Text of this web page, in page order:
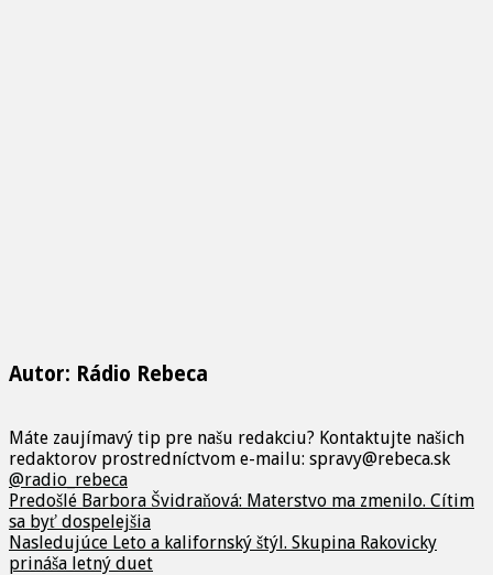
Autor: Rádio Rebeca
Máte zaujímavý tip pre našu redakciu? Kontaktujte našich
redaktorov prostredníctvom e-mailu: spravy@rebeca.sk
@radio_rebeca
Predošlé Barbora Švidraňová: Materstvo ma zmenilo. Cítim
sa byť dospelejšia
Nasledujúce Leto a kalifornský štýl. Skupina Rakovicky
prináša letný duet